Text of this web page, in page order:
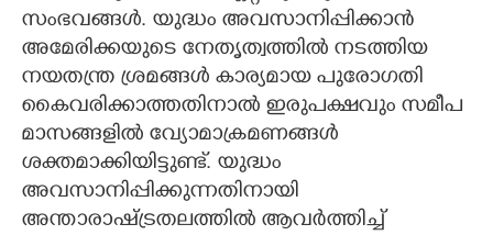
സംഭവങ്ങൾ. യുദ്ധം അവസാനിപ്പിക്കാൻ
അമേരിക്കയുടെ നേതൃത്വത്തിൽ നടത്തിയ
നയതന്ത്ര ശ്രമങ്ങൾ കാര്യമായ പുരോഗതി
കൈവരിക്കാത്തതിനാൽ ഇരുപക്ഷവും സമീപ
മാസങ്ങളിൽ വ്യോമാക്രമണങ്ങൾ
ശക്തമാക്കിയിട്ടുണ്ട്. യുദ്ധം
അവസാനിപ്പിക്കുന്നതിനായി
അന്താരാഷ്ട്രതലത്തിൽ ആവർത്തിച്ച്